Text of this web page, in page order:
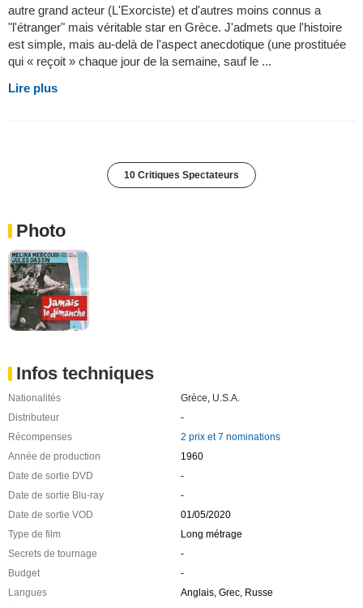
autre grand acteur (L'Exorciste) et d'autres moins connus a
"l'étranger" mais véritable star en Grèce. J'admets que l'histoire
est simple, mais au-delà de l'aspect anecdotique (une prostituée
qui « reçoit » chaque jour de la semaine, sauf le ...
Lire plus
10 Critiques Spectateurs
Photo
Infos techniques
Nationalités Grèce U.S.A.
Distributeur
-
Récompenses
2 prix et 7 nominations
Année de production
1960
Date de sortie DVD
-
Date de sortie Blu-ray
-
Date de sortie VOD
01/05/2020
Type de film
Long métrage
Secrets de tournage
-
Budget
-
Langues
Anglais, Grec, Russe